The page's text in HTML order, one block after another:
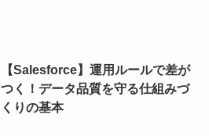
【Salesforce】運用ルールで差が
つく！データ品質を守る仕組みづ
くりの基本